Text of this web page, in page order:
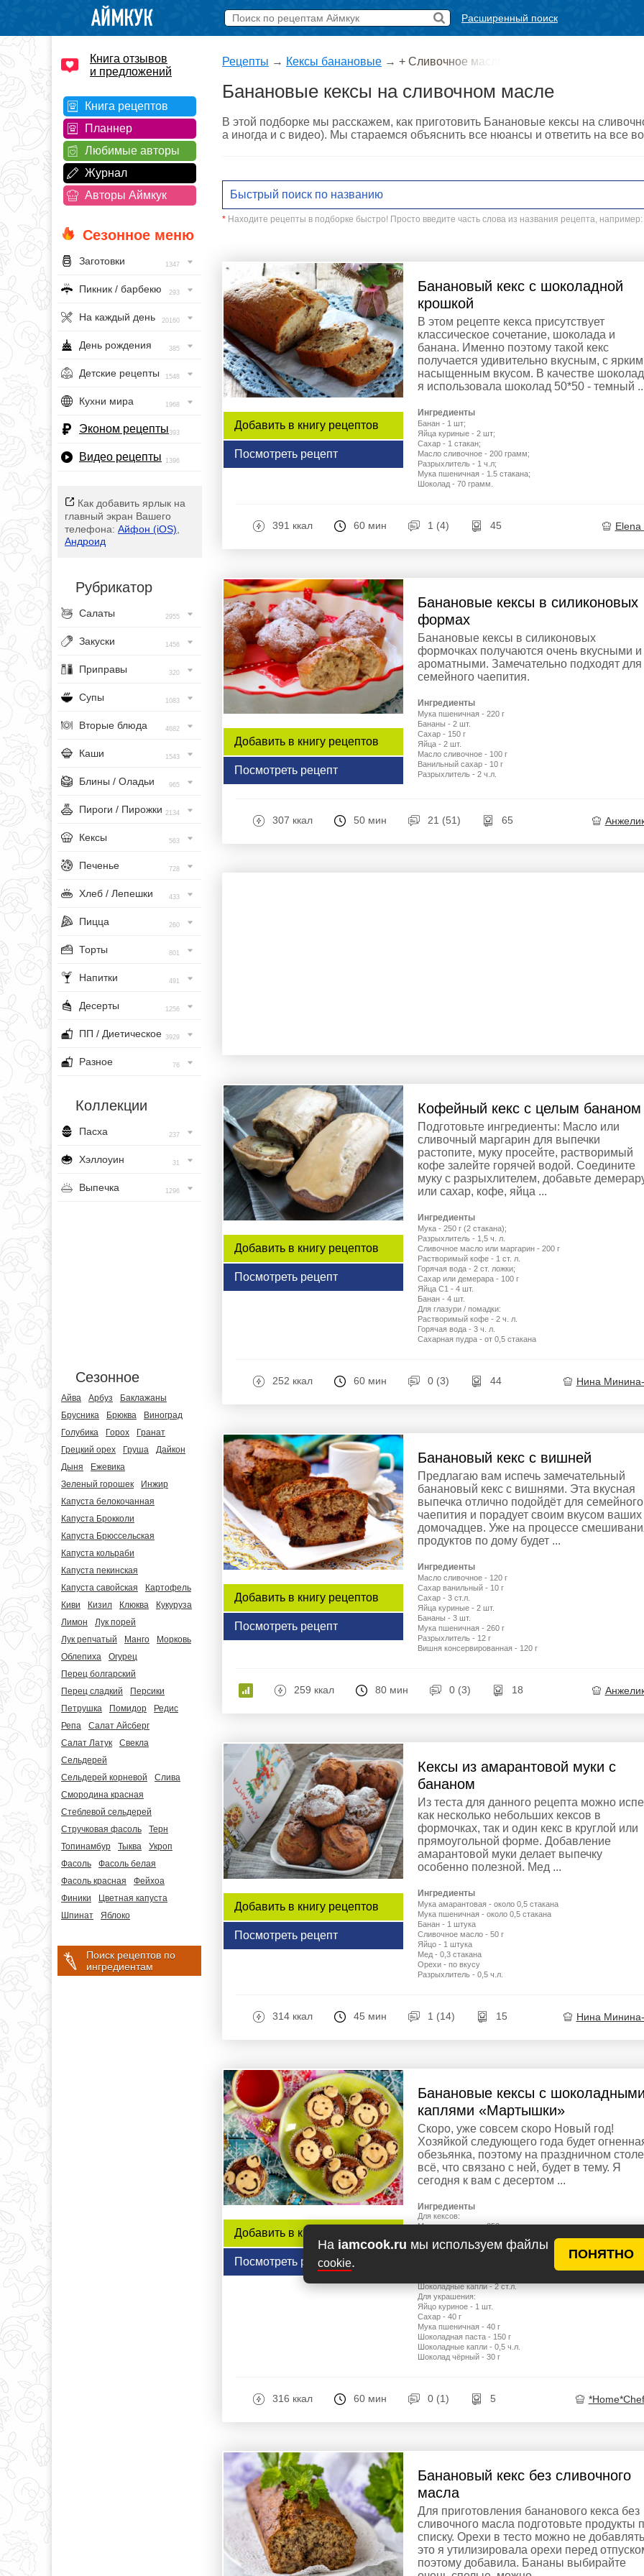
На iamcook.ru мы используем файлы
cookie.
ПОНЯТНО
Расширенный поиск
Книга отзывов
и предложений
Книга рецептов
Планнер
Любимые авторы
Журнал
Авторы Аймкук
Сезонное меню
Заготовки 1347
Пикник / барбекю 293
На каждый день 20160
День рождения 385
Детские рецепты 1548
Кухни мира 1968
Эконом рецепты393
Видео рецепты 1396
Как добавить ярлык на
главный экран Вашего
телефона: Айфон (iOS)
Андроид
Рубрикатор
Салаты 2955
Закуски 1456
Приправы 320
Супы 1083
Вторые блюда 4682
Каши 1543
Блины / Оладьи 965
Пироги / Пирожки 2134
Кексы 563
Печенье 728
Хлеб / Лепешки 433
Пицца 260
Торты 801
Напитки 491
Десерты 1256
ПП / Диетическое 3929
Разное 76
Коллекции
Пасха 237
Хэллоуин 31
Выпечка 1296
Сезонное
Айва Арбуз
Баклажаны
Брусника
Брюква
Виноград
Голубика
Горох
Гранат
Грецкий орех
Груша
Дайкон
Дыня
Ежевика
Зеленый горошек
Инжир
Капуста белокочанная
Капуста Брокколи
Капуста Брюссельская
Капуста кольраби
Капуста пекинская
Капуста савойская
Картофель
Киви
Кизил Клюква
Кукуруза
Лимон
Лук порей
Лук репчатый
Манго
Морковь
Облепиха
Огурец
Перец болгарский
Перец сладкий
Персики
Петрушка
Помидор
Редис
Репа
Салат Айсберг
Салат Латук
Свекла
Сельдерей
Сельдерей корневой
Слива
Смородина красная
Стеблевой сельдерей
Стручковая фасоль
Терн
Топинамбур
Тыква
Укроп
Фасоль
Фасоль белая
Фасоль красная
Фейхоа
Финики
Цветная капуста
Шпинат
Яблоко
Поиск рецептов по
ингредиентам
Рецепты → Кексы банановые → + Сливочное масло
Банановые кексы на сливочном масле
В этой подборке мы расскажем, как приготовить Банановые кексы на
а иногда и с видео). Мы стараемся объяснить все нюансы и ответить на все
* Находите рецепты в подборке быстро! Просто введите часть слова из названия рецепта, например:
Добавить в книгу рецептов
Посмотреть рецепт
Банановый кекс с шоколадной
крошкой
В этом рецепте кекса присутствует
классическое сочетание, шоколада и
банана. Именно поэтому такой кекс
получается удивительно вкусным, с
насыщенным вкусом. В качестве
я использовала шоколад 50*50 - темный
Ингредиенты
Банан - 1 шт;
Яйца куриные - 2 шт;
Сахар - 1 стакан;
Масло сливочное - 200 грамм;
Разрыхлитель - 1 ч.л;
Мука пшеничная - 1.5 стакана;
Шоколад - 70 грамм.
391 ккал 60 мин 1 (4) 45 Elena
Добавить в книгу рецептов
Посмотреть рецепт
Банановые кексы в силиконовых
формах
Банановые кексы в силиконовых
формочках получаются очень вкусными и
ароматными. Замечательно подходят для
семейного чаепития.
Ингредиенты
Мука пшеничная - 220 г
Бананы - 2 шт.
Сахар - 150 г
Яйца - 2 шт.
Масло сливочное - 100 г
Ванильный сахар - 10 г
Разрыхлитель - 2 ч.л.
307 ккал 50 мин 21 (51) 65
Добавить в книгу рецептов
Посмотреть рецепт
Кофейный кекс с целым бананом
Подготовьте ингредиенты: Масло или
сливочный маргарин для выпечки
растопите, муку просейте, растворимый
кофе залейте горячей водой. Соедините
муку с разрыхлителем, добавьте
или сахар, кофе, яйца ...
Ингредиенты
Мука - 250 г (2 стакана);
Разрыхлитель - 1,5 ч. л.
Сливочное масло или маргарин - 200 г
Растворимый кофе - 1 ст. л.
Горячая вода - 2 ст. ложки;
Сахар или демерара - 100 г
Яйца С1 - 4 шт.
Банан - 4 шт.
Для глазури / помадки:
Растворимый кофе - 2 ч. л.
Горячая вода - 3 ч. л.
Сахарная пудра - от 0,5 стакана
252 ккал 60 мин 0 (3) 44 Нина
Добавить в книгу рецептов
Посмотреть рецепт
Банановый кекс с вишней
Предлагаю вам испечь замечательный
банановый кекс с вишнями. Эта вкусная
выпечка отлично подойдёт для семейного
чаепития и порадует своим вкусом ваших
домочадцев. Уже на процессе
продуктов по дому будет ...
Ингредиенты
Масло сливочное - 120 г
Сахар ванильный - 10 г
Сахар - 3 ст.л.
Яйца куриные - 2 шт.
Бананы - 3 шт.
Мука пшеничная - 260 г
Разрыхлитель - 12 г
Вишня консервированная - 120 г
259 ккал 80 мин 0 (3) 18
Добавить в книгу рецептов
Посмотреть рецепт
Кексы из амарантовой муки с
бананом
Из теста для данного рецепта можно
как несколько небольших кексов в
формочках, так и один кекс в круглой или
прямоугольной форме. Добавление
амарантовой муки делает выпечку
особенно полезной. Мед ...
Ингредиенты
Мука амарантовая - около 0,5 стакана
Мука пшеничная - около 0,5 стакана
Банан - 1 штука
Сливочное масло - 50 г
Яйцо - 1 штука
Мед - 0,3 стакана
Орехи - по вкусу
Разрыхлитель - 0,5 ч.л.
314 ккал 45 мин 1 (14) 15 Нина
Добавить в книгу рецептов
Посмотреть рецепт
Банановые кексы с
каплями «Мартышки»
Скоро, уже совсем скоро Новый год!
Хозяйкой следующего года будет
обезьянка, поэтому на праздничном столе
всё, что связано с ней, будет в тему. Я
сегодня к вам с десертом ...
Ингредиенты
Для кексов:
Мука пшеничная - 250 г
Сахар - 150 г
Шоколадные капли - 2 ст.л.
Для украшения:
Яйцо куриное - 1 шт.
Сахар - 40 г
Мука пшеничная - 40 г
Шоколадная паста - 150 г
Шоколадные капли - 0,5 ч.л.
Шоколад чёрный - 30 г
316 ккал 60 мин 0 (1) 5
Банановый кекс без сливочного
масла
Для приготовления бананового кекса без
сливочного масла подготовьте продукты
списку. Орехи в тесто можно не
это я утилизировала орехи перед
поэтому добавила. Бананы выбирайте